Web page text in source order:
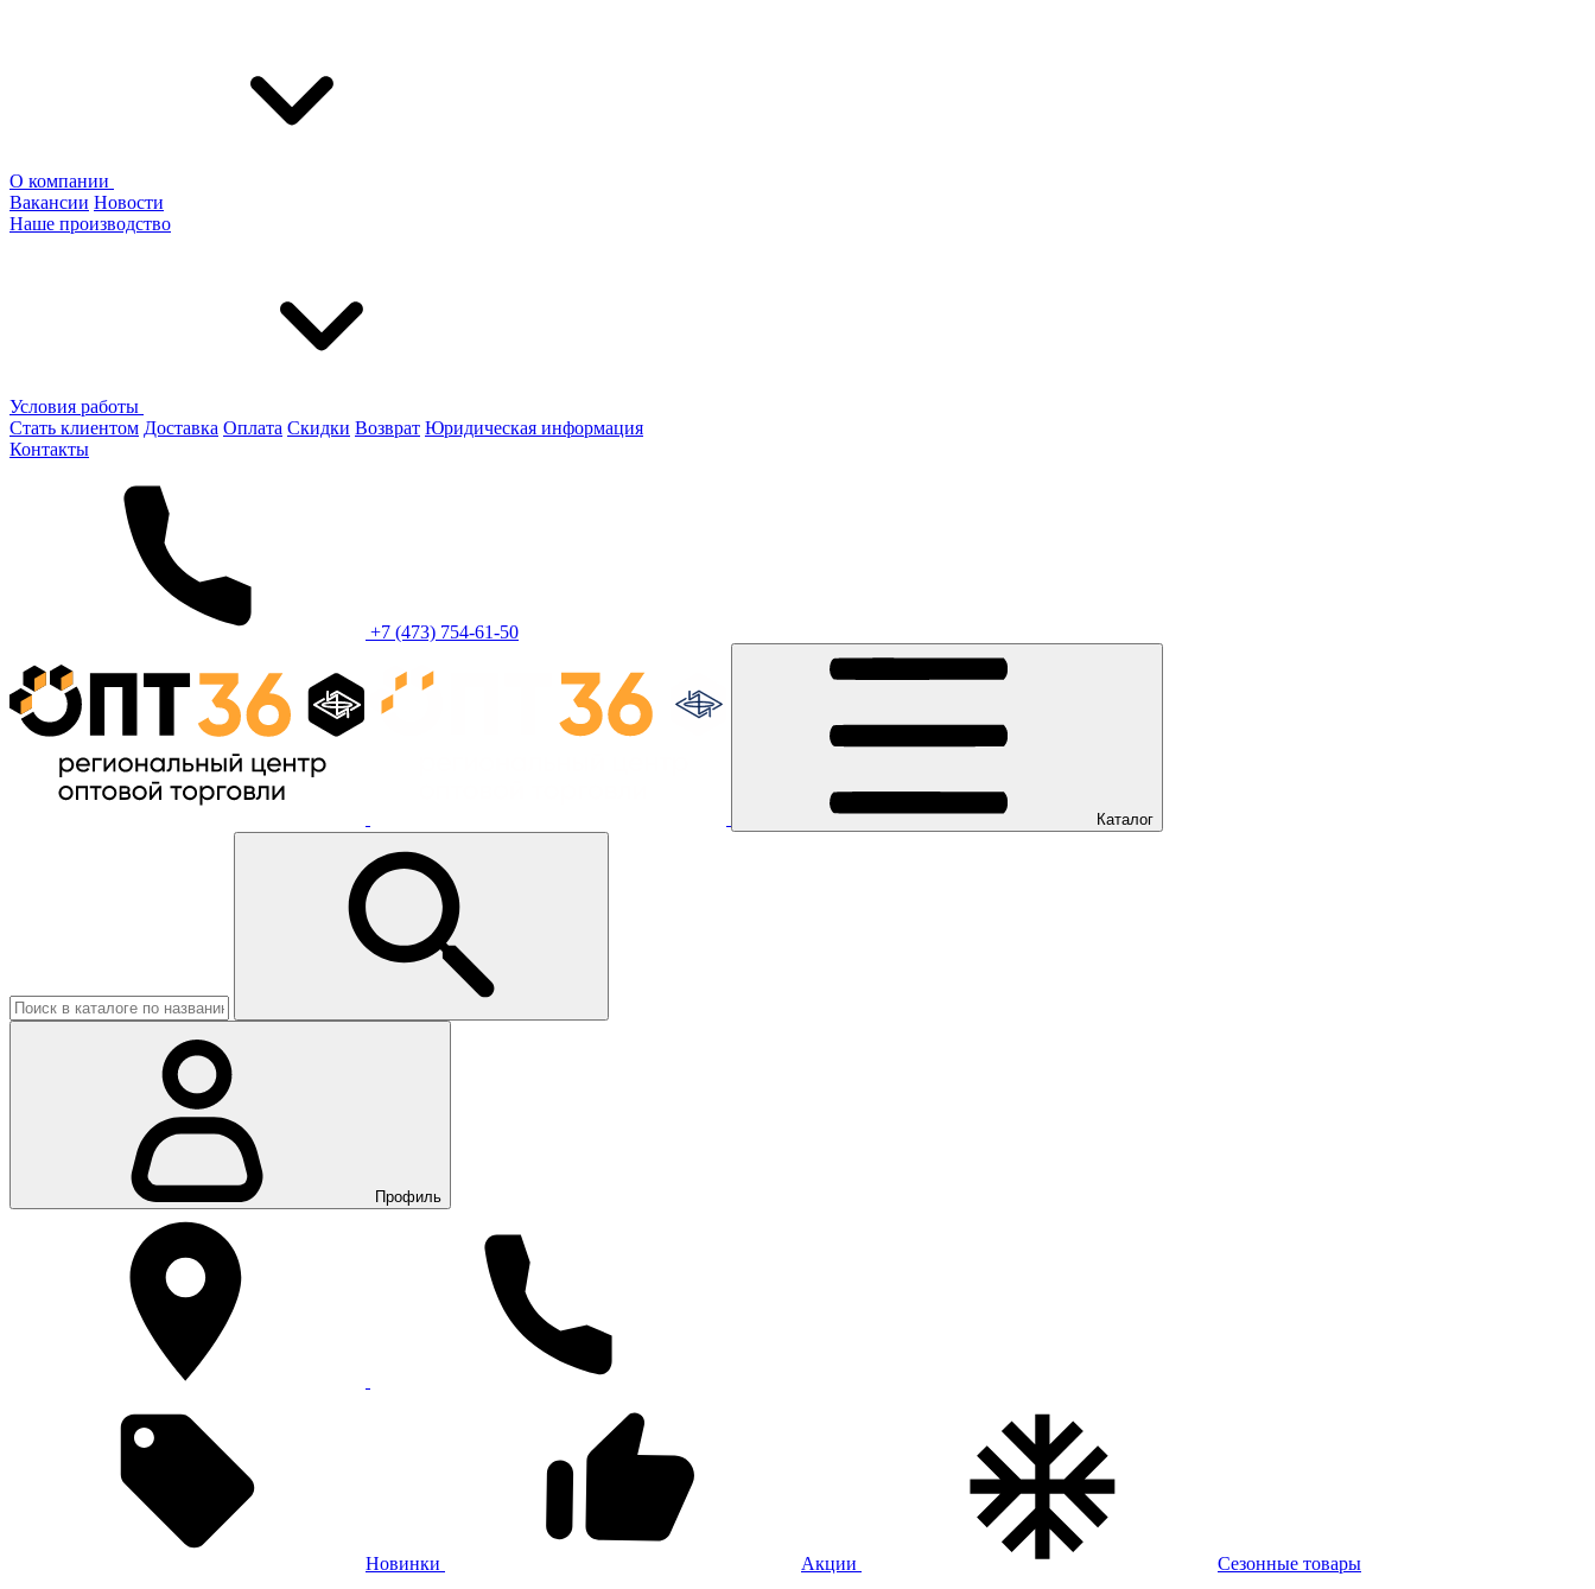
О компании
Вакансии Новости
Наше производство
Условия работы
Стать клиентом Доставка Оплата Скидки Возврат Юридическая информация
Контакты
+7 (473) 754-61-50
Каталог
Профиль
Новинки Акции Сезонные товары